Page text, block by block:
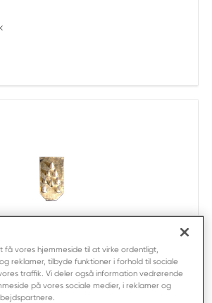
5 mm /stk
få vores hjemmeside til at virke ordentligt,
reklamer, tilbyde funktioner i forhold til sociale
traffik. Vi deler også information vedrørende
på vores sociale medier, i reklamer og